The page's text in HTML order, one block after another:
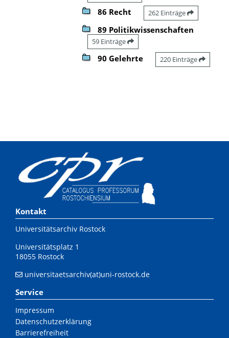
86 Recht 262 Einträge
89 Politikwissenschaften
59 Einträge
90 Gelehrte 220 Einträge
Kontakt
Universitätsarchiv Rostock
Universitätsplatz 1
18055 Rostock
universitaetsarchiv(at)uni-rostock.de
Service
Impressum
Datenschutzerklärung
Barrierefreiheit